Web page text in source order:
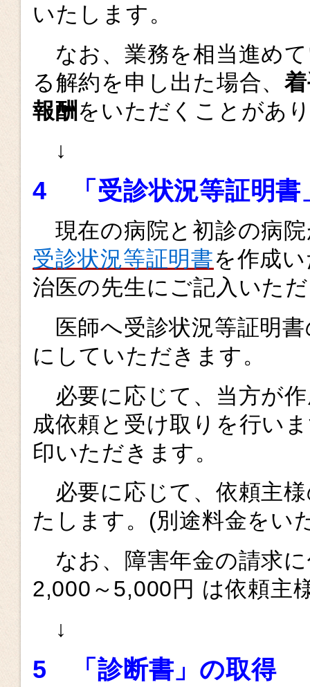
いたします。
なお、業務を相当進め
る解約を申し出た場合、
報酬をいただくことがあ
↓
4 「受診状況等証明書
現在の病院と初診の病
受診状況等証明書を作成
治医の先生にご記入いた
医師へ受診状況等証明
にしていただきます。
必要に応じて、当方が
成依頼と受け取りを行い
印いただきます。
必要に応じて、依頼主
たします。(別途料金をい
なお、障害年金の請求
2,000～5,000円 は依頼主
↓
5 「診断書」の取得